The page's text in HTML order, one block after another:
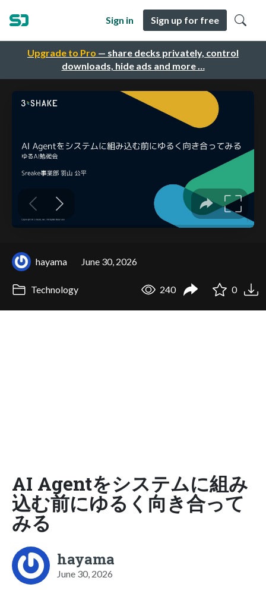
Upgrade to Pro — share decks privately, control
downloads, hide ads and more …
Sign in Sign up for free
hayama June 30, 2026
Technology 240 0
AI Agentをシステムに組み
込む前にゆるく向き合って
みる
hayama
June 30, 2026